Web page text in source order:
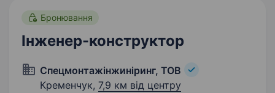
Бронювання
Інженер-конструктор
Спецмонтажінжиніринг, ТОВ
Кременчук, 7,9 км від центру